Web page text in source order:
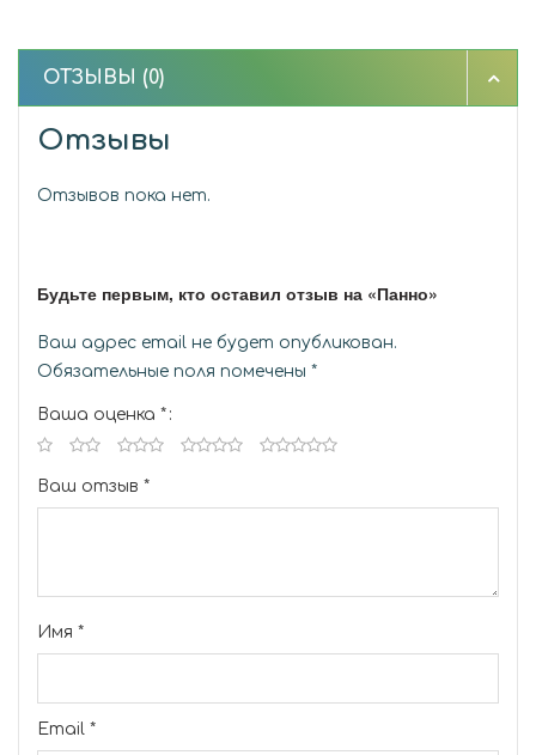
ОТЗЫВЫ (0)
Отзывы
Отзывов пока нет.
Будьте первым, кто оставил отзыв на «Панно»
Ваш адрес email не будет опубликован.
Обязательные поля помечены *
Ваша оценка *
Ваш отзыв *
Имя *
Email *